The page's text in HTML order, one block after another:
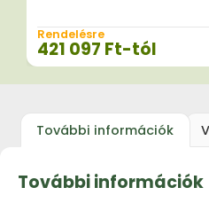
Rendelésre
421 097 Ft-tól
További információk
További információk